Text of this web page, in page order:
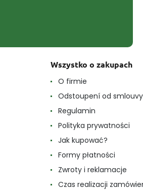
Wszystko o zakupach
O firmie
Odstoupení od smlouvy
Regulamin
Polityka prywatności
Jak kupować?
Formy płatności
Zwroty i reklamacje
Czas realizacji